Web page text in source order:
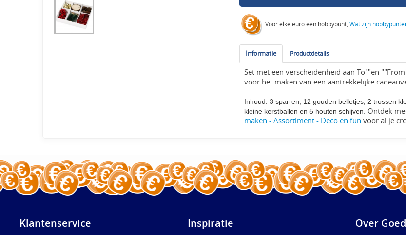
Voor elke euro een hobbypunt,Wat zijn
Informatie Productdetails
Set met een verscheidenheid aan To""en
voor het maken van een aantrekkelijke
Inhoud: 3 sparren, 12 gouden belletjes, 2 trossen
kleine kerstballen en 5 houten schijven. Ontdek
maken - Assortiment - Deco en fun voor al je
Klantenservice Inspiratie Over